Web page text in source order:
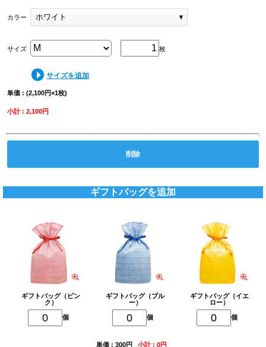
カラー ホワイト
枚
サイズ
サイズを追加
単価 : (2,100円×1枚)
小計 : 2,100円
削除
ギフトバッグを追加
ギフトバッグ（ピン
ク）
個
ギフトバッグ（ブル
ー）
個
ギフトバッグ（イエ
ロー）
個
単価 : 300円 小計 : 0円